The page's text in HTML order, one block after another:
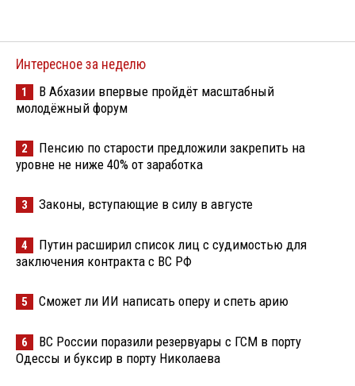
Интересное за неделю
1
В Абхазии впервые пройдёт масштабный
молодёжный форум
2
Пенсию по старости предложили закрепить на
уровне не ниже 40% от заработка
3 Законы, вступающие в силу в августе
4
Путин расширил список лиц с судимостью для
заключения контракта с ВС РФ
5 Сможет ли ИИ написать оперу и спеть арию
6
ВС России поразили резервуары с ГСМ в порту
Одессы и буксир в порту Николаева